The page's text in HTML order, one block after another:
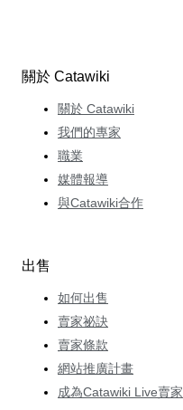
關於 Catawiki
關於 Catawiki
我們的專家
職業
媒體報導
與Catawiki合作
出售
如何出售
賣家祕訣
賣家條款
網站推廣計畫
成為Catawiki Live賣家